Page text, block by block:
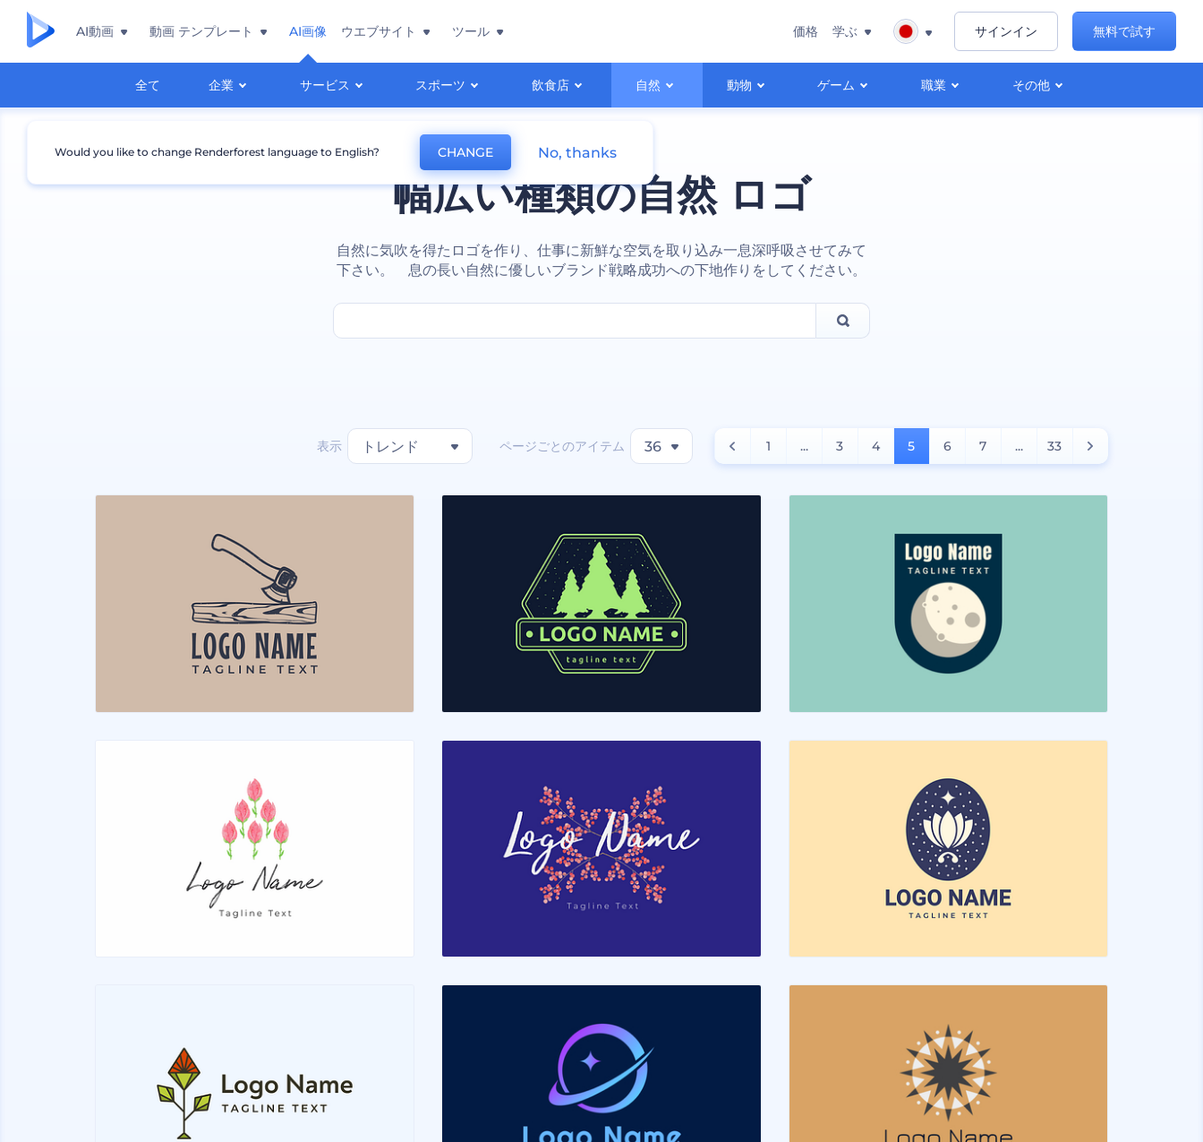
AI動画 動画 テンプレート AI画像
全て 企業 サービス スポーツ 飲食店 自然 動物 ゲーム 職業 その他
ウエブサイト ツール 価格 学ぶ サインイン 無料で試す
幅広い種類の自然 ロゴ
自然に気吹を得たロゴを作り、仕事に新鮮な空気を取り込み一息深呼吸させてみて
下さい。 息の長い自然に優しいブランド戦略成功への下地作りをしてください。
表示 トレンド ページごとのアイテム 36 1 ... 3 4 5 6 7 ... 33
Would you like to change Renderforest language to English? CHANGE No, thanks